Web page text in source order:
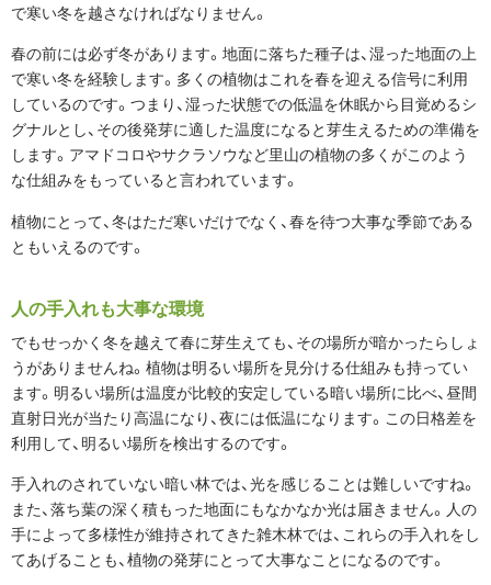
で寒い冬を越さなければなりません。
春の前には必ず冬があります。地面に落ちた種子は、湿った地面の上
で寒い冬を経験します。多くの植物はこれを春を迎える信号に利用
しているのです。つまり、湿った状態での低温を休眠から目覚めるシ
グナルとし、その後発芽に適した温度になると芽生えるための準備を
します。アマドコロやサクラソウなど里山の植物の多くがこのよう
な仕組みをもっていると言われています。
植物にとって、冬はただ寒いだけでなく、春を待つ大事な季節である
ともいえるのです。
人の手入れも大事な環境
でもせっかく冬を越えて春に芽生えても、その場所が暗かったらしょ
うがありませんね。植物は明るい場所を見分ける仕組みも持ってい
ます。明るい場所は温度が比較的安定している暗い場所に比べ、昼間
直射日光が当たり高温になり、夜には低温になります。この日格差を
利用して、明るい場所を検出するのです。
手入れのされていない暗い林では、光を感じることは難しいですね。
また、落ち葉の深く積もった地面にもなかなか光は届きません。人の
手によって多様性が維持されてきた雑木林では、これらの手入れをし
てあげることも、植物の発芽にとって大事なことになるのです。